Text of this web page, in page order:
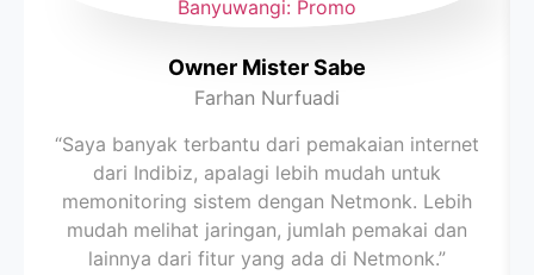
Owner Mister Sabe
Farhan Nurfuadi
“Saya banyak terbantu dari pemakaian internet
dari Indibiz, apalagi lebih mudah untuk
memonitoring sistem dengan Netmonk. Lebih
mudah melihat jaringan, jumlah pemakai dan
lainnya dari fitur yang ada di Netmonk.”